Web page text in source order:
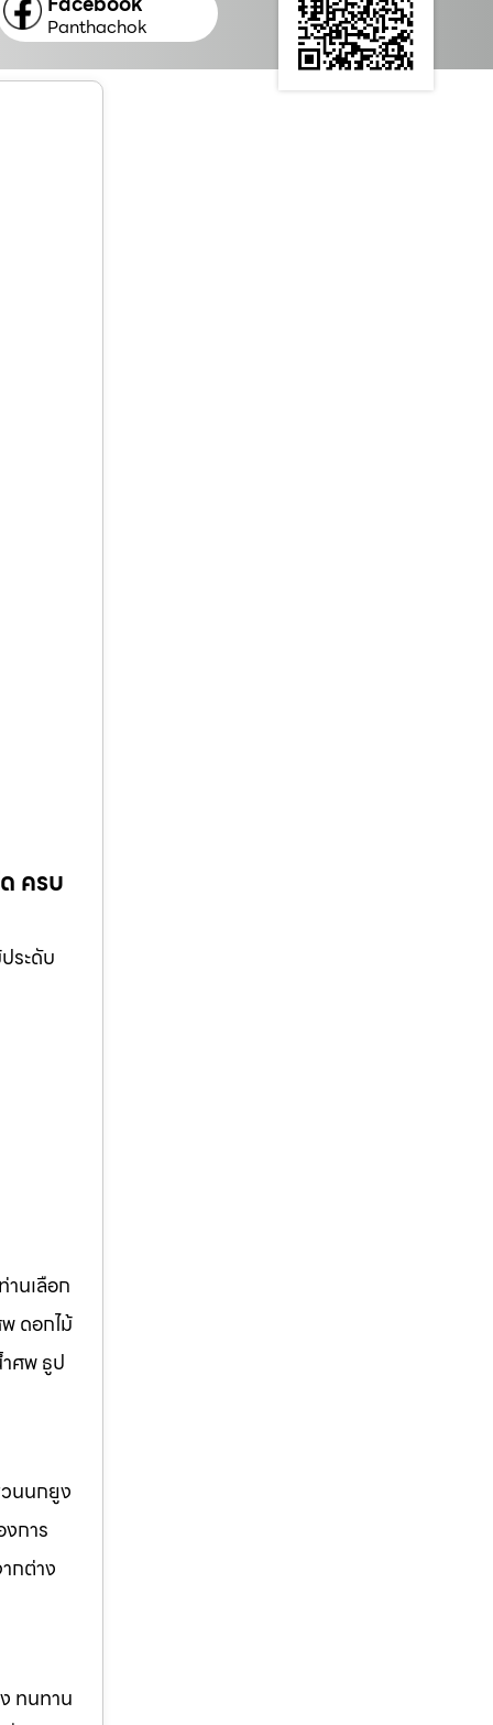
Panthachok
ครบ
ระดับ
นเลือก
ดอกไม้
ศพ ธูป
นนกยูง
การ
กต่าง
ทนทาน